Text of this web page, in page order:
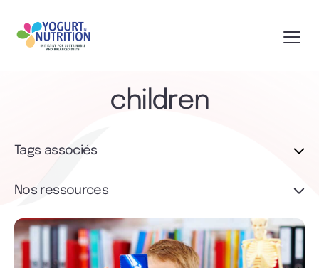
children
Tags associés
Nos ressources